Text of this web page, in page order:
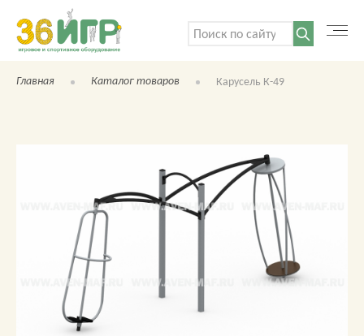
Поиск:
Главная Каталог товаров Карусель К-49